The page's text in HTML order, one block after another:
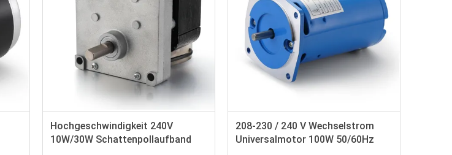
Hochgeschwindigkeit 240V
10W/30W Schattenpollaufband
208-230 / 240 V Wechselstrom
Universalmotor 100W 50/60Hz